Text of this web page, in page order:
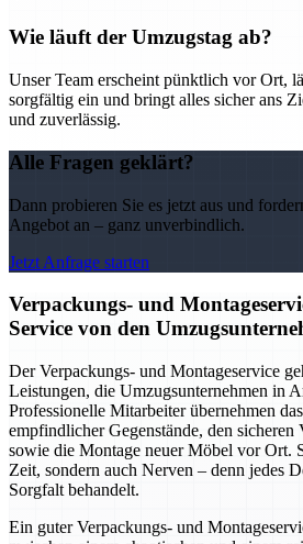
Wie läuft der Umzugstag ab?
Unser Team erscheint pünktlich vor Ort,
sorgfältig ein und bringt alles sicher ans
und zuverlässig.
Alle Fragen geklärt?
Dann probieren Sie es jetzt aus und
Angebot an – ganz unverbindlich.
Jetzt Anfrage starten
Verpackungs- und
Service von den
Der Verpackungs- und Montageservice
Leistungen, die Umzugsunternehmen in
Professionelle Mitarbeiter übernehmen
empfindlicher Gegenstände, den sicheren
sowie die Montage neuer Möbel vor Ort.
Zeit, sondern auch Nerven – denn jedes
Sorgfalt behandelt.
Ein guter Verpackungs- und